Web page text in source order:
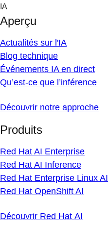
Skip
content
IA
Aperçu
Actualités sur l'IA
Blog technique
Événements IA en direct
Qu’est-ce que l’inférence
Découvrir notre approche
Produits
Red Hat AI Enterprise
Red Hat AI Inference
Red Hat Enterprise Linux AI
Red Hat OpenShift AI
Découvrir Red Hat AI